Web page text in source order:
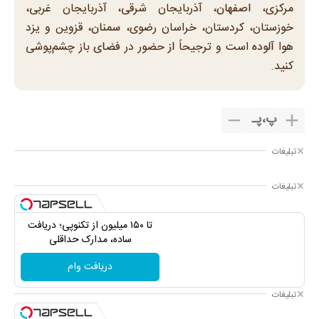
مرکزی، اصفهان، آذربایجان شرقی، آذربایجان غربی،
خوزستان، کردستان، خراسان رضوی، سمنان، قزوین و یزد
هوا آلوده است و ترجیحاً از حضور در فضای باز چشم‌پوشی
کنید.
پ،پـ
تبلیغات
تبلیغات
تا ۱۵۰ میلیون از تکنوپی؛ دریافت
ساده، مدارک حداقلی
دریافت وام
تبلیغات